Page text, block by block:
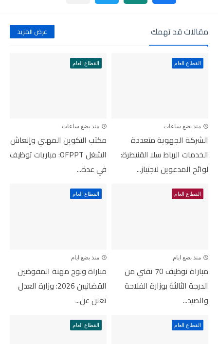
مقالات قد تهمك عرض المزيد
القطاع العام
منذ بضع ساعات
الشركة الجهوية متعددة
الخدمات الرباط سلا القنيطرة:
لوائح المدعوين لاجتياز...
القطاع العام
منذ بضع ساعات
مكتب التكوين المهني وإنعاش
الشغل OFPPT: مباريات توظيف
في عدة...
القطاع العام
منذ بضع ايام
مباراة توظيف 70 تقني من
الدرجة الثالثة بوزارة الفلاحة
والصيد...
القطاع العام
منذ بضع ايام
مباراة ولوج مهنة المفوضين
القضائيين 2026: وزارة العدل
تعلن عن...
القطاع العام القطاع العام